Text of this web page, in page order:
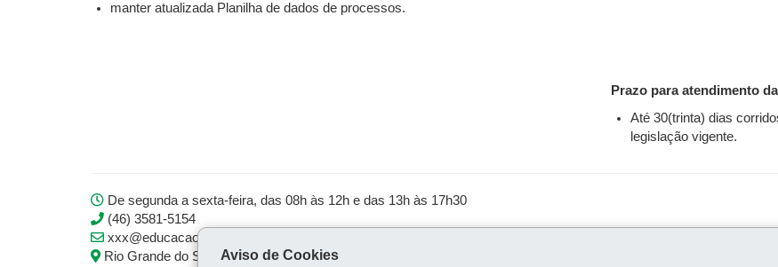
manter atualizada Planilha de dados de processos.
Prazo para atendimento
Até 30(trinta) dias
legislação vigente.
De segunda a sexta-feira, das 08h às 12h e das 13h às 17h30
(46) 3581-5154
xxx@educacao.pr.gov.br
Rio Grande do Sul, 321, Salas 04 e 05 - Centro, Dois Vizinhos
Aviso de Cookies